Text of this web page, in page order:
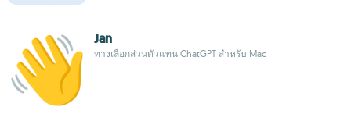
Jan
ทางเลือกส่วนตัวแทน ChatGPT สำหรับ Mac